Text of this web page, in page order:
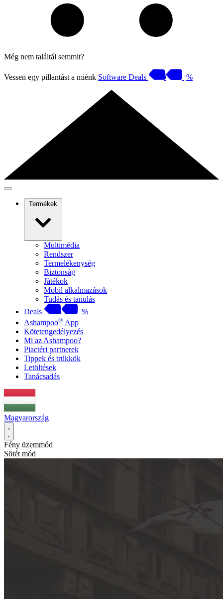
Még nem találtál semmit?
Vessen egy pillantást a miénk Software Deals %
Termékek
Multimédia
Rendszer
Termelékenység
Biztonság
Játékok
Mobil alkalmazások
Tudás és tanulás
Deals
%
Ashampoo® App
Kötetengedélyezés
Mi az Ashampoo?
Piactéri partnerek
Tippek és trükkök
Letöltések
Tanácsadás
Magyarország
Fény üzemmód
Sötét mód